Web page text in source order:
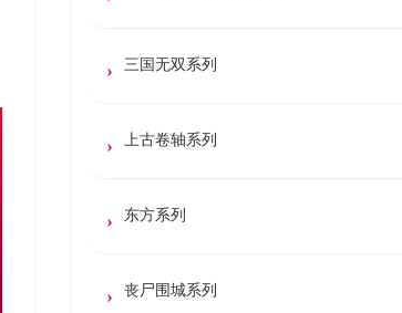
三国无双系列
上古卷轴系列
东方系列
丧尸围城系列